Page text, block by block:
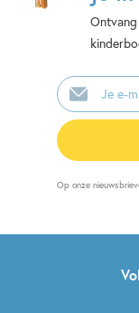
Ontvang
E-
mailadres
Op onze